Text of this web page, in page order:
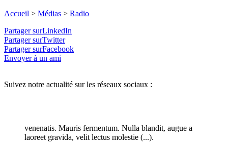
Accueil > Médias > Radio
Partager surLinkedIn
Partager surTwitter
Partager surFacebook
Envoyer à un ami
Suivez notre actualité sur les réseaux sociaux :
venenatis. Mauris fermentum. Nulla blandit, augue a
laoreet gravida, velit lectus molestie (...).